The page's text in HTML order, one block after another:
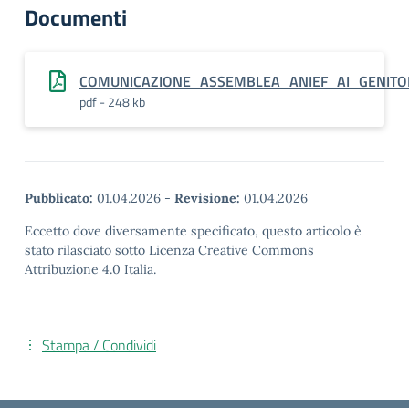
Documenti
pdf - 248 kb
Pubblicato: 01.04.2026 - Revisione: 01.04.2026
Eccetto dove diversamente specificato, questo articolo è
stato rilasciato sotto Licenza Creative Commons
Attribuzione 4.0 Italia.
Stampa / Condividi